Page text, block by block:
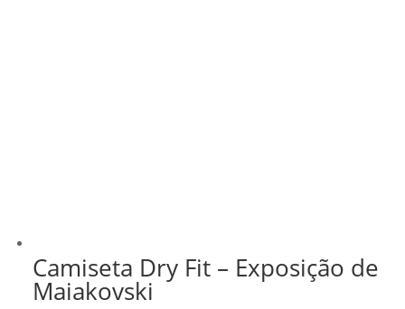
Camiseta Dry Fit – Exposição de
Maiakovski